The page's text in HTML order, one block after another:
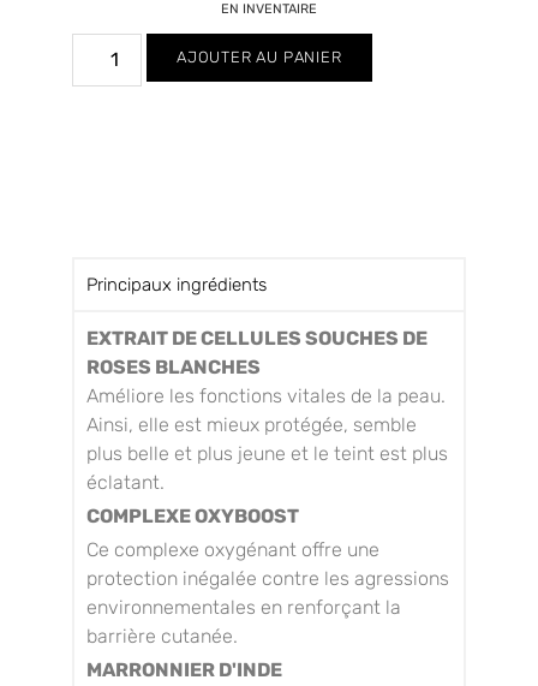
EN INVENTAIRE
AJOUTER AU PANIER
Principaux ingrédients
EXTRAIT DE CELLULES SOUCHES DE
ROSES BLANCHES
Améliore les fonctions vitales de la peau.
Ainsi, elle est mieux protégée, semble
plus belle et plus jeune et le teint est plus
éclatant.
COMPLEXE OXYBOOST
Ce complexe oxygénant offre une
protection inégalée contre les agressions
environnementales en renforçant la
barrière cutanée.
MARRONNIER D'INDE